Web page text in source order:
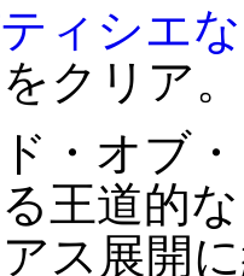
ティシエ
クリア。
・オブ
王道的
ス展開